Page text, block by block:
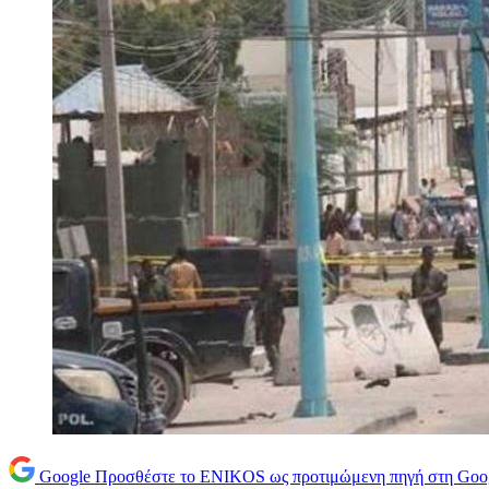
Google Προσθέστε το ENIKOS ως προτιμώμενη πηγή στη